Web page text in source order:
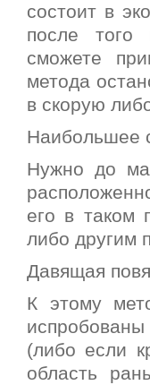
состоит в
после того
сможете
метода
в скорую
Наибольшее
Нужно до
его в таком
либо другим
Давящая
К этому
(либо если
область